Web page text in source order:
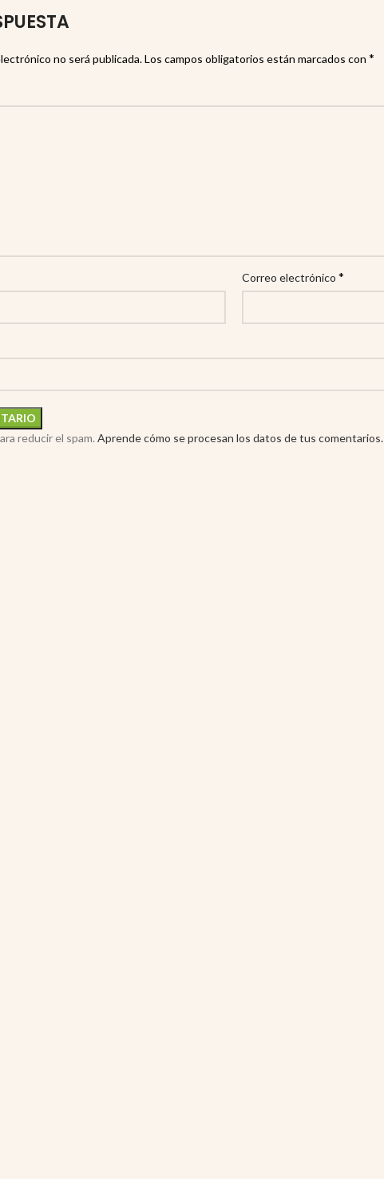
no será publicada. Los campos obligatorios están marcados con *
Correo electrónico *
reducir el spam. Aprende cómo se procesan los datos de tus comentarios.